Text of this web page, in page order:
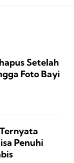
Setelah
Foto Bayi
Penuhi